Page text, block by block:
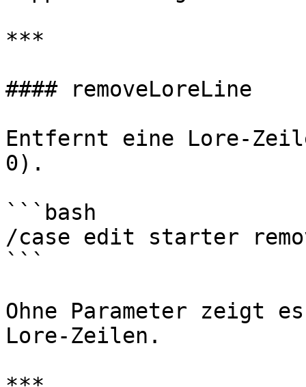
***
#### removeLoreLine
Entfernt eine Lore-
0).
```bash
/case edit starter
```
Ohne Parameter zeigt
Lore-Zeilen.